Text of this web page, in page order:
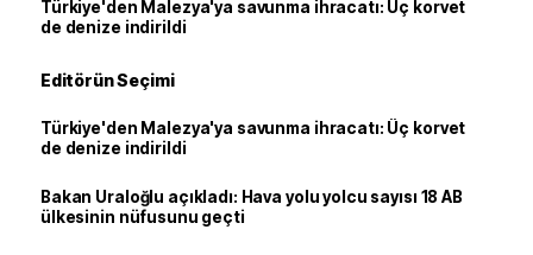
Türkiye'den Malezya'ya savunma ihracatı: Üç korvet
de denize indirildi
Editörün Seçimi
Türkiye'den Malezya'ya savunma ihracatı: Üç korvet
de denize indirildi
Bakan Uraloğlu açıkladı: Hava yolu yolcu sayısı 18 AB
ülkesinin nüfusunu geçti